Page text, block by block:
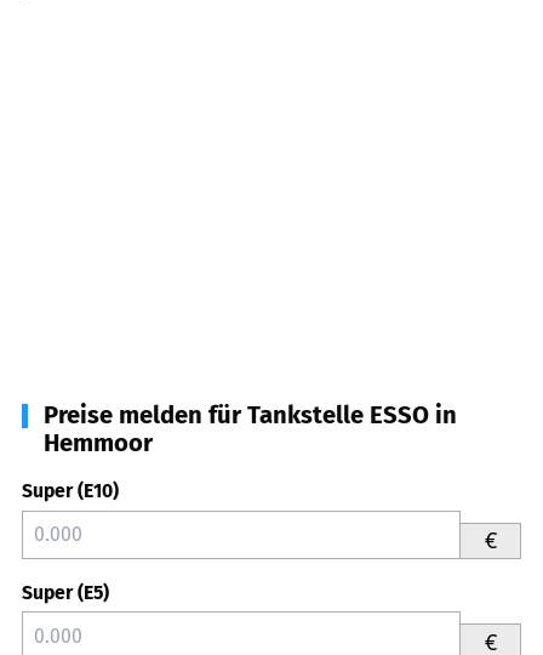
Preise melden für Tankstelle ESSO in
Hemmoor
Super (E10)
€
Super (E5)
€